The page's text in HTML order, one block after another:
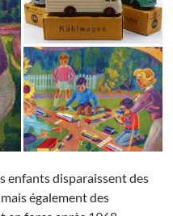
enfants disparaissent des
également des